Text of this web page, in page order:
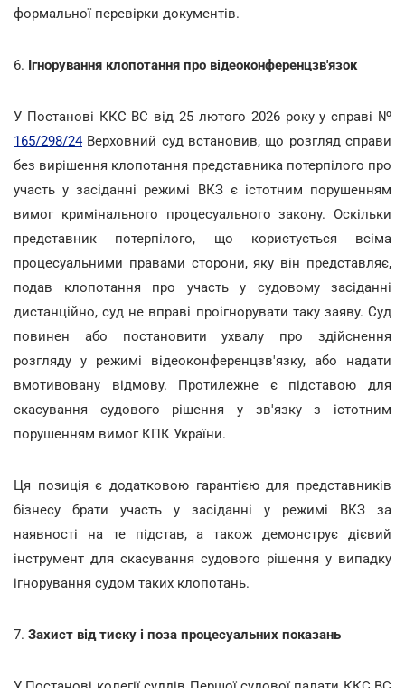
формальної перевірки документів.
6. Ігнорування клопотання про відеоконференцзв'язок
У Постанові ККС ВС від 25 лютого 2026 року у справі №
165/298/24Верховний суд встановив, що розгляд справи
без вирішення клопотання представника потерпілого про
участь у засіданні режимі ВКЗ є істотним порушенням
вимог кримінального процесуального закону. Оскільки
представник потерпілого, що користується всіма
процесуальними правами сторони, яку він представляє,
подав клопотання про участь у судовому засіданні
дистанційно, суд не вправі проігнорувати таку заяву. Суд
повинен або постановити ухвалу про здійснення
розгляду у режимі відеоконференцзв'язку, або надати
вмотивовану відмову. Протилежне є підставою для
скасування судового рішення у зв'язку з істотним
порушенням вимог КПК України.
Ця позиція є додатковою гарантією для представників
бізнесу брати участь у засіданні у режимі ВКЗ за
наявності на те підстав, а також демонструє дієвий
інструмент для скасування судового рішення у випадку
ігнорування судом таких клопотань.
7. Захист від тиску і поза процесуальних показань